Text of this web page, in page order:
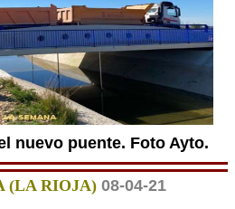
nuevo puente. Foto Ayto.
(LA RIOJA) 08-04-21